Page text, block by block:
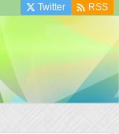
Twitter  RSS